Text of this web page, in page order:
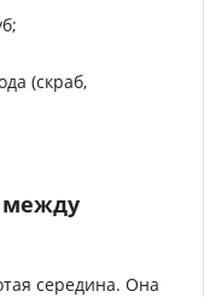
(скраб,
между
середина. Она